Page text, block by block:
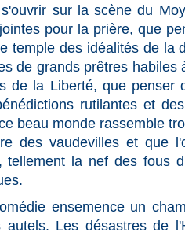
sur la scène du
pour la prière, que
temple des idéalités de la
de grands prêtres habiles
de la Liberté, que penser
rutilantes et
beau monde rassemble
des vaudevilles et que
tellement la nef des fous
ensemence un
Les désastres de